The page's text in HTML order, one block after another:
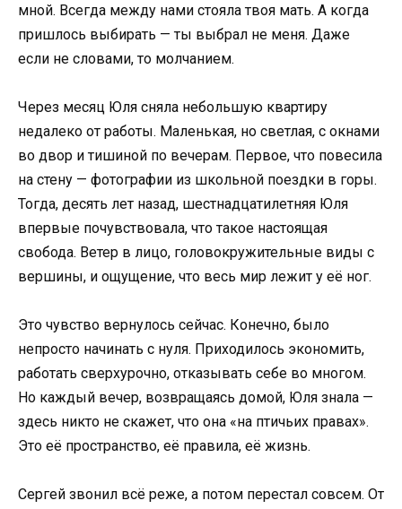
мной. Всегда между нами стояла твоя мать. А когда
пришлось выбирать — ты выбрал не меня. Даже
если не словами, то молчанием.
Через месяц Юля сняла небольшую квартиру
недалеко от работы. Маленькая, но светлая, с окнами
во двор и тишиной по вечерам. Первое, что повесила
на стену — фотографии из школьной поездки в горы.
Тогда, десять лет назад, шестнадцатилетняя Юля
впервые почувствовала, что такое настоящая
свобода. Ветер в лицо, головокружительные виды с
вершины, и ощущение, что весь мир лежит у её ног.
Это чувство вернулось сейчас. Конечно, было
непросто начинать с нуля. Приходилось экономить,
работать сверхурочно, отказывать себе во многом.
Но каждый вечер, возвращаясь домой, Юля знала —
здесь никто не скажет, что она «на птичьих правах».
Это её пространство, её правила, её жизнь.
Сергей звонил всё реже, а потом перестал совсем. От